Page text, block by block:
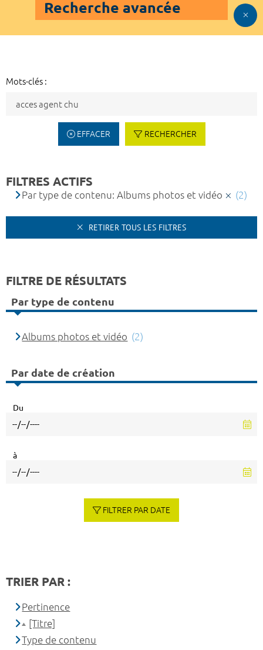
Recherche avancée
Mots-clés :
EFFACER RECHERCHER
FILTRES ACTIFS
Par type de contenu: Albums photos et vidéo (2)
RETIRER TOUS LES FILTRES
FILTRE DE RÉSULTATS
Par type de contenu
Albums photos et vidéo (2)
Par date de création
Du
à
FILTRER PAR DATE
TRIER PAR :
Pertinence
[Titre]
Type de contenu